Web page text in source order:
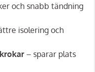
och snabb tändning
isolering och
– sparar plats